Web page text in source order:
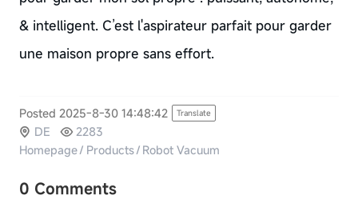
& intelligent. C’est l'aspirateur parfait pour garder
une maison propre sans effort.
Posted 2025-8-30 14:48:42 Translate
DE
2283
Homepage/ Products/ Robot Vacuum
0 Comments